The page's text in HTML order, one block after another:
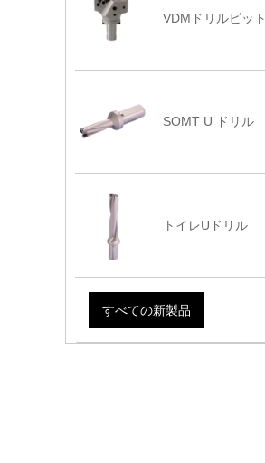
VDMドリルビット
SOMT U ドリル
トイレUドリル
すべての新製品